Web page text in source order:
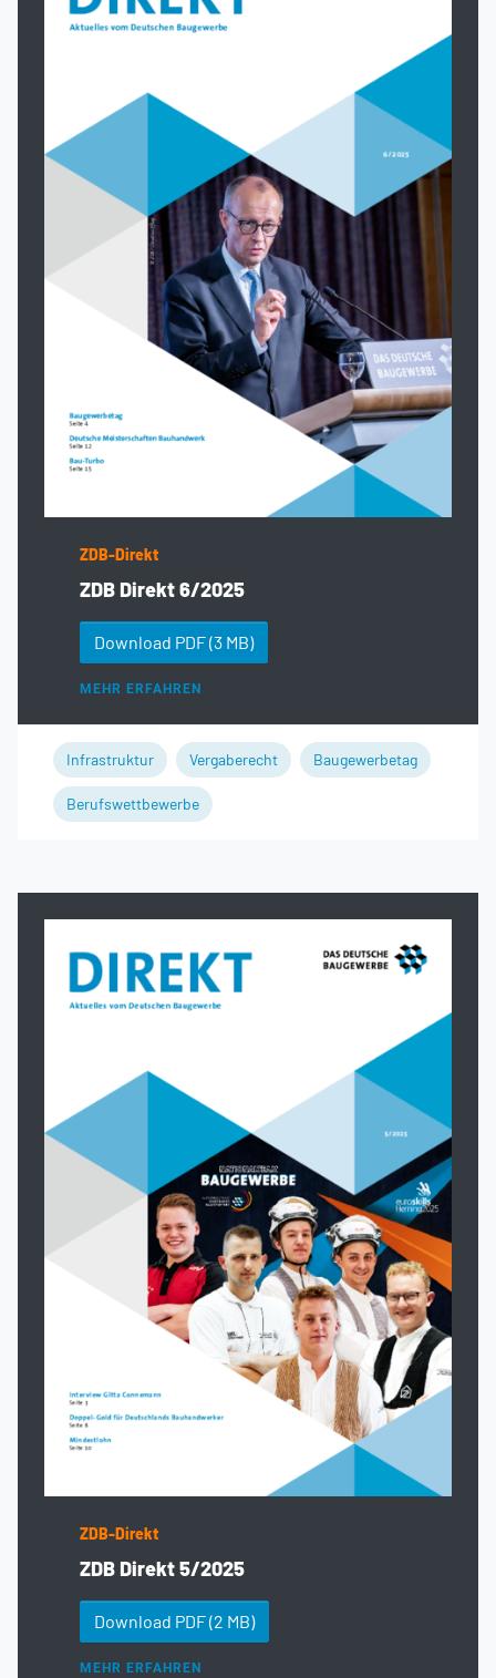
ZDB-Direkt
ZDB Direkt 6/2025
Download PDF(3 MB)
MEHR ERFAHREN
Infrastruktur Vergaberecht Baugewerbetag
Berufswettbewerbe
ZDB-Direkt
ZDB Direkt 5/2025
Download PDF(2 MB)
MEHR ERFAHREN